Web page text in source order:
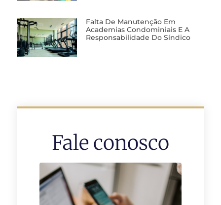
Falta De Manutenção Em
Academias Condominiais E A
Responsabilidade Do Síndico
Fale conosco